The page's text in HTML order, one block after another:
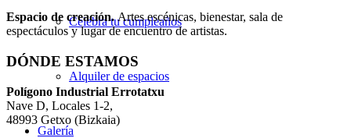
Celebra tu cumpleaños
Alquiler de espacios
Galería
Espacio de creación.Artes escénicas, bienestar, sala de
espectáculos y lugar de encuentro de artistas.
DÓNDE ESTAMOS
Polígono Industrial Errotatxu
Nave D, Locales 1-2,
48993 Getxo (Bizkaia)